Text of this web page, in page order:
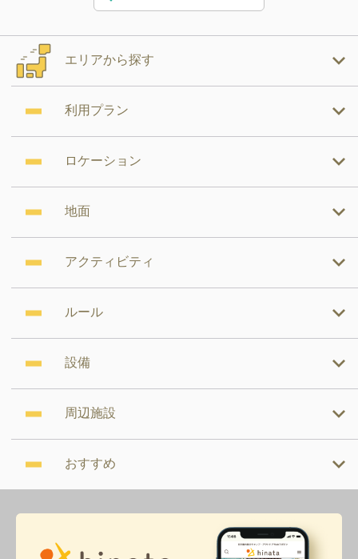
エリアから探す
利用プラン
ロケーション
地面
アクティビティ
ルール
設備
周辺施設
おすすめ